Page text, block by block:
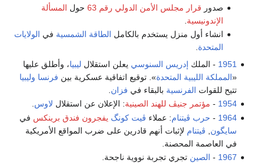
صدور قرار مجلس الأمن الدولي رقم 63 حول المسألة
الإندونيسية
‬انشاء أول منزل يستخدم بالكامل الطاقة الشمسية في الولايات
المتحدة
1951 - الملك إدريس السنوسي يعلن استقلال ليبيا، وأطلق عليها
«المملكة الليبية المتحدة». توقيع اتفاقية عسكرية بين فرنسا وليبيا
تتيح للقوات الفرنسية بالبقاء في فزان
1954
- مؤتمر جنيڤ للهند الصينية: الإعلان عن استقلال لاوس.
1964
- حرب ڤيتنام: عملاء ڤيت كونگ يفجرون فندق برينكس في
سايگون
ڤيتنام لإثبات أنهم قادرين على ضرب المواقع الأمريكية
في العاصمة المحصنة.
1967
- الصين تجري تجربة نووية ناجحة.